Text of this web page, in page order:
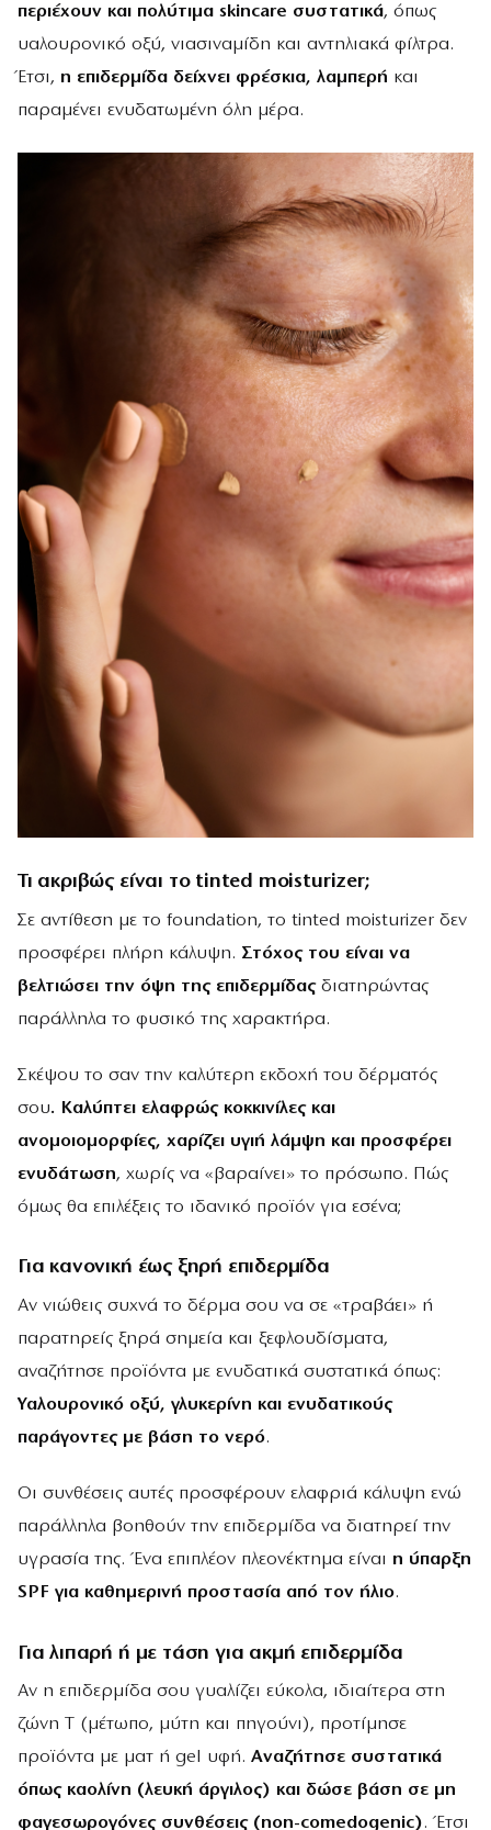
περιέχουν και πολύτιμα skincare συστατικά, όπως
υαλουρονικό οξύ, νιασιναμίδη και αντηλιακά φίλτρα.
Έτσι, η επιδερμίδα δείχνει φρέσκια, λαμπερή και
παραμένει ενυδατωμένη όλη μέρα.
Τι ακριβώς είναι το tinted moisturizer;
Σε αντίθεση με το foundation, το tinted moisturizer δεν
προσφέρει πλήρη κάλυψη. Στόχος του είναι να
βελτιώσει την όψη της επιδερμίδαςδιατηρώντας
παράλληλα το φυσικό της χαρακτήρα.
Σκέψου το σαν την καλύτερη εκδοχή του δέρματός
σου. Καλύπτει ελαφρώς κοκκινίλες και
ανομοιομορφίες, χαρίζει υγιή λάμψη και προσφέρει
ενυδάτωση, χωρίς να «βαραίνει» το πρόσωπο. Πώς
όμως θα επιλέξεις το ιδανικό προϊόν για εσένα;
Για κανονική έως ξηρή επιδερμίδα
Αν νιώθεις συχνά το δέρμα σου να σε «τραβάει» ή
παρατηρείς ξηρά σημεία και ξεφλουδίσματα,
αναζήτησε προϊόντα με ενυδατικά συστατικά όπως:
Υαλουρονικό οξύ, γλυκερίνη και ενυδατικούς
παράγοντες με βάση το νερό.
Οι συνθέσεις αυτές προσφέρουν ελαφριά κάλυψη ενώ
παράλληλα βοηθούν την επιδερμίδα να διατηρεί την
υγρασία της. Ένα επιπλέον πλεονέκτημα είναι η ύπαρξη
SPF για καθημερινή προστασία από τον ήλιο.
Για λιπαρή ή με τάση για ακμή επιδερμίδα
Αν η επιδερμίδα σου γυαλίζει εύκολα, ιδιαίτερα στη
ζώνη Τ (μέτωπο, μύτη και πηγούνι), προτίμησε
προϊόντα με ματ ή gel υφή. Αναζήτησε συστατικά
όπως καολίνη (λευκή άργιλος) και δώσε βάση σε μη
φαγεσωρογόνες συνθέσεις (non-comedogenic). Έτσι